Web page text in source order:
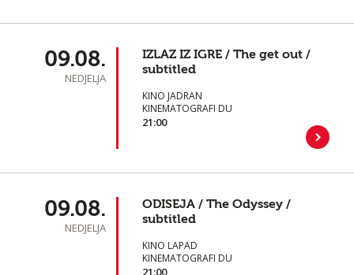
09.08.
NEDJELJA
IZLAZ IZ IGRE / The get out /
subtitled
KINO JADRAN
KINEMATOGRAFI DU
21:00
09.08.
NEDJELJA
ODISEJA / The Odyssey /
subtitled
KINO LAPAD
KINEMATOGRAFI DU
21:00